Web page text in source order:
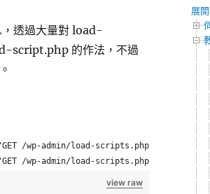
，透過大量對 load-
script.php 的作法，不過
/wp-admin/load-scripts.php HTTP/
/wp-admin/load-scripts.php?dsada
view raw
展